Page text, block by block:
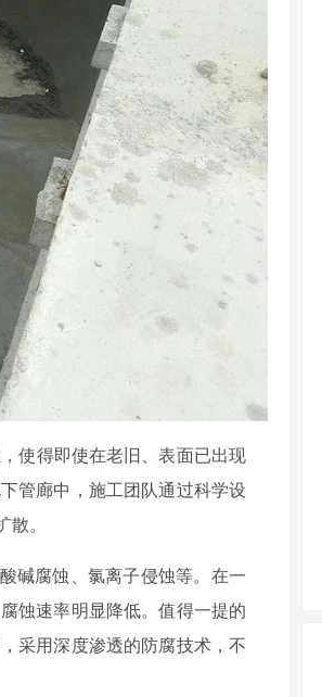
使得即使在老旧、表面已出现
管廊中，施工团队通过科学设
。
碱腐蚀、氯离子侵蚀等。在一
蚀速率明显降低。值得一提的
采用深度渗透的防腐技术，不